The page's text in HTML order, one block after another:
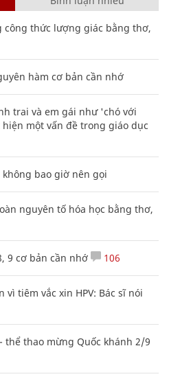
công thức lượng giác bằng thơ,
hàm cơ bản cần nhớ
trai và em gái như 'chó với
một vấn đề trong giáo dục
bao giờ nên gọi
nguyên tố hóa học bằng thơ,
9 cơ bản cần nhớ 106
tiêm vắc xin HPV: Bác sĩ nói
thể thao mừng Quốc khánh 2/9